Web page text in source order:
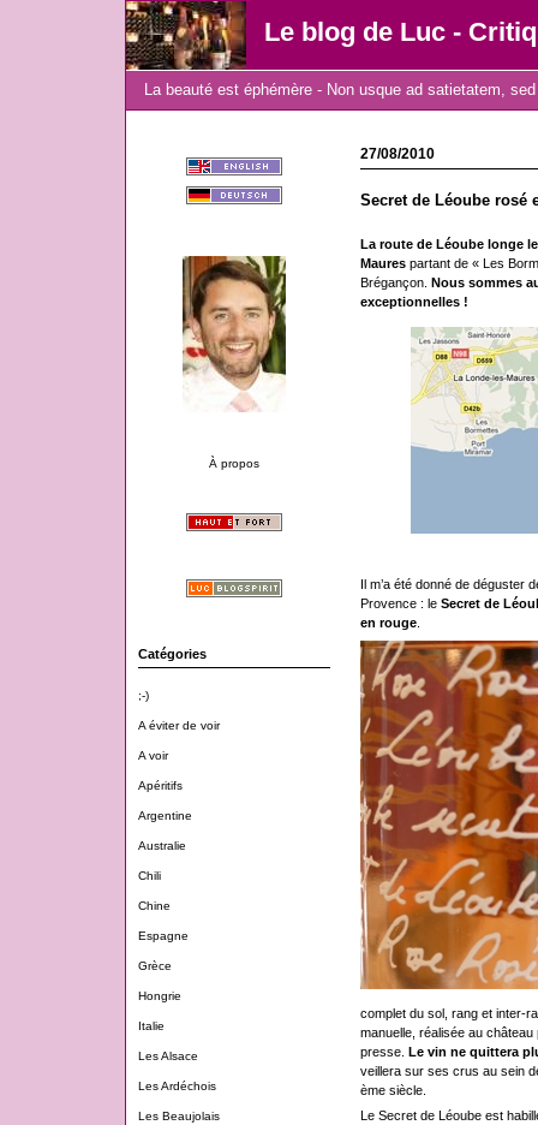
Le blog de Luc -
La beauté est éphémère - Non usque ad satietatem,
À propos
Catégories
;-)
A éviter de voir
A voir
Apéritifs
Argentine
Australie
Chili
Chine
Espagne
Grèce
Hongrie
Italie
Les Alsace
Les Ardéchois
Les Beaujolais
27/08/2010
Secret de Léoube rosé
La route de Léoube longe
Maures partant de « Les
Brégançon. Nous sommes
exceptionnelles !
Il m’a été donné de déguster
Provence : le Secret de
en rouge.
complet du sol, rang et inter-
manuelle, réalisée au
presse. Le vin ne quittera
veillera sur ses crus au sein
ème siècle.
Le Secret de Léoube est